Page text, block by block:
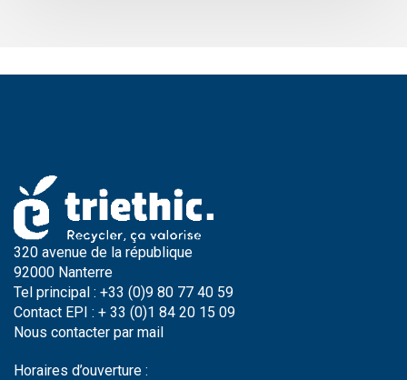
320 avenue de la république
92000 Nanterre
Tel principal : +33 (0)9 80 77 40 59
Contact EPI : + 33 (0)1 84 20 15 09
Nous contacter par mail
Horaires d’ouverture :